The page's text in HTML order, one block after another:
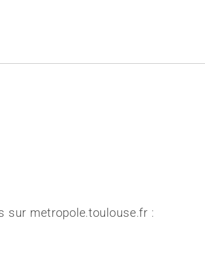
sur metropole.toulouse.fr :